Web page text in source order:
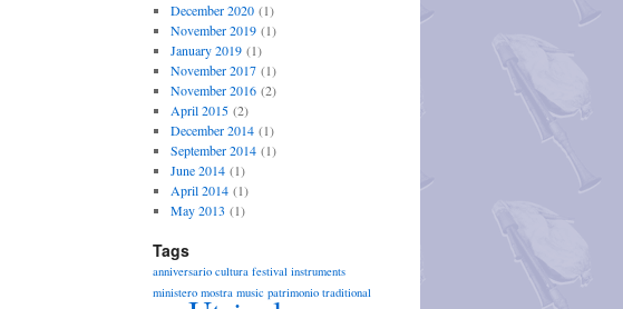
December 2020(1)
November 2019(1)
January 2019(1)
November 2017(1)
November 2016(2)
April 2015(2)
December 2014(1)
September 2014(1)
June 2014(1)
April 2014(1)
May 2013 (1)
Tags
anniversario cultura festival instruments
ministero mostra music patrimonio traditional